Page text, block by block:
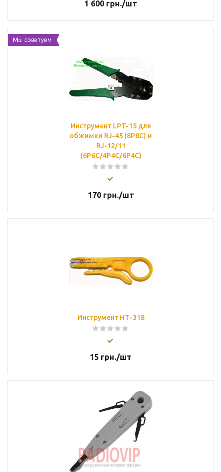
1 600 грн./шт
Мы советуем
Инструмент LPT-15 для
обжимки RJ-45 (8P8C) и
RJ-12/11
(6P6C/4P4C/6P4C)
170грн./шт
Инструмент НТ-318
15 грн./шт